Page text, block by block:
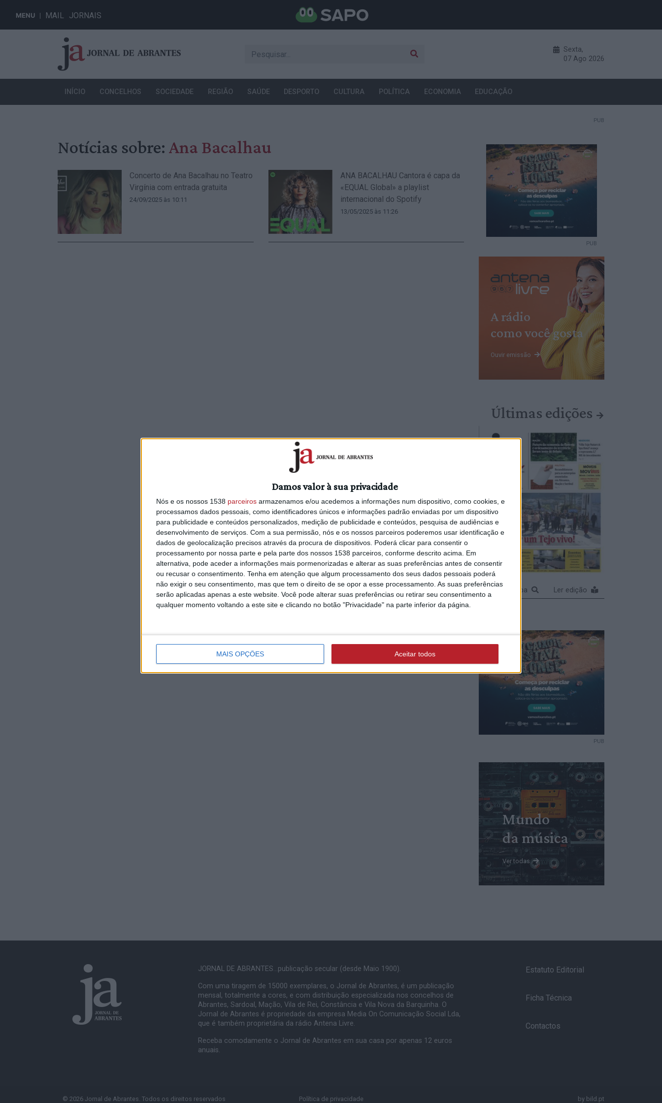
Damos valor à sua privacidade
Nós e os nossos 1538 parceiros armazenamos e/ou acedemos a informações num dispositivo, como cookies, e
processamos dados pessoais, como identificadores únicos e informações padrão enviadas por um dispositivo
para publicidade e conteúdos personalizados, medição de publicidade e conteúdos, pesquisa de audiências e
desenvolvimento de serviços. Com a sua permissão, nós e os nossos parceiros poderemos usar identificação e
dados de geolocalização precisos através da procura de dispositivos. Poderá clicar para consentir o
processamento por nossa parte e pela parte dos nossos 1538 parceiros, conforme descrito acima. Em
alternativa, pode aceder a informações mais pormenorizadas e alterar as suas preferências antes de consentir
ou recusar o consentimento. Tenha em atenção que algum processamento dos seus dados pessoais poderá
não exigir o seu consentimento, mas que tem o direito de se opor a esse processamento. As suas preferências
serão aplicadas apenas a este website. Você pode alterar suas preferências ou retirar seu consentimento a
qualquer momento voltando a este site e clicando no botão "Privacidade" na parte inferior da página.
MAIS OPÇÕES Aceitar todos
MENU MAIL JORNAIS
Sexta,
07 Ago 2026
INÍCIO CONCELHOS SOCIEDADE REGIÃO SAÚDE DESPORTO CULTURA POLÍTICA ECONOMIA EDUCAÇÃO
PUB
Notícias sobre: Ana Bacalhau
Concerto de Ana Bacalhau no Teatro
Virgínia com entrada gratuita
24/09/2025 às 10:11
ANA BACALHAU Cantora é capa da
«EQUAL Global» a playlist
internacional do Spotify
13/05/2025 às 11:26
PUB
A rádio
como você gosta
Ouvir emissão
Últimas edições
Ampliar capa Ler edição
PUB
Mundo
da música
Ver todas
JORNAL DE ABRANTES...publicação secular (desde Maio 1900).
Com uma tiragem de 15000 exemplares, o Jornal de Abrantes, é um publicação
mensal, totalmente a cores, e com distribuição especializada nos concelhos de
Abrantes, Sardoal, Mação, Vila de Rei, Constância e Vila Nova da Barquinha. O
Jornal de Abrantes é propriedade da empresa Media On Comunicação Social Lda,
que é também proprietária da rádio Antena Livre.
Receba comodamente o Jornal de Abrantes em sua casa por apenas 12 euros
anuais.
Estatuto Editorial
Ficha Técnica
Contactos
© 2026 Jornal de Abrantes. Todos os direitos reservados Política de privacidade by bild.pt